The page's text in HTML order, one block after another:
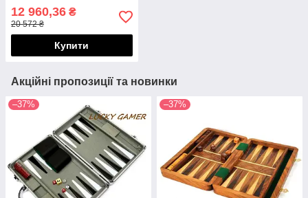
Manopoulos
12 960,36 ₴
20 572 ₴
Купити
Акційні пропозиції та новинки
–37% –37%